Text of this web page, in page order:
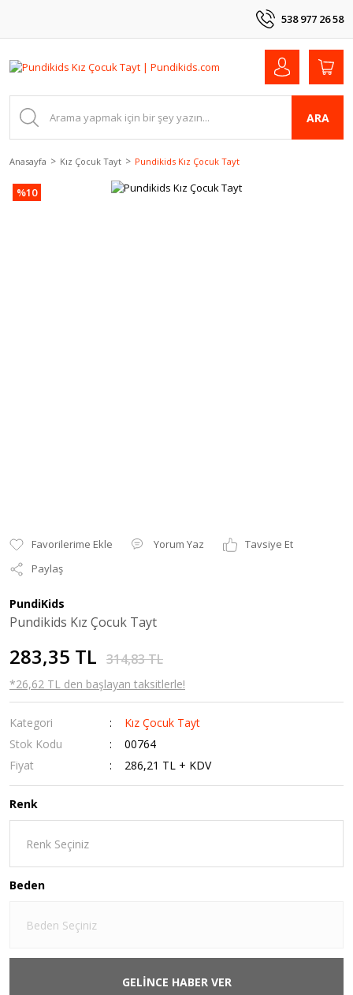
538 977 26 58
ARA
Anasayfa Kız Çocuk Tayt Pundikids Kız Çocuk Tayt
%10
Yorum Yaz
Tavsiye Et
Paylaş
PundiKids
Pundikids Kız Çocuk Tayt
283,35 TL 314,83 TL
*26,62 TL den başlayan taksitlerle!
Kategori
Kız Çocuk Tayt
Stok Kodu
00764
Fiyat
286,21 TL + KDV
Renk
Beden
GELİNCE HABER VER